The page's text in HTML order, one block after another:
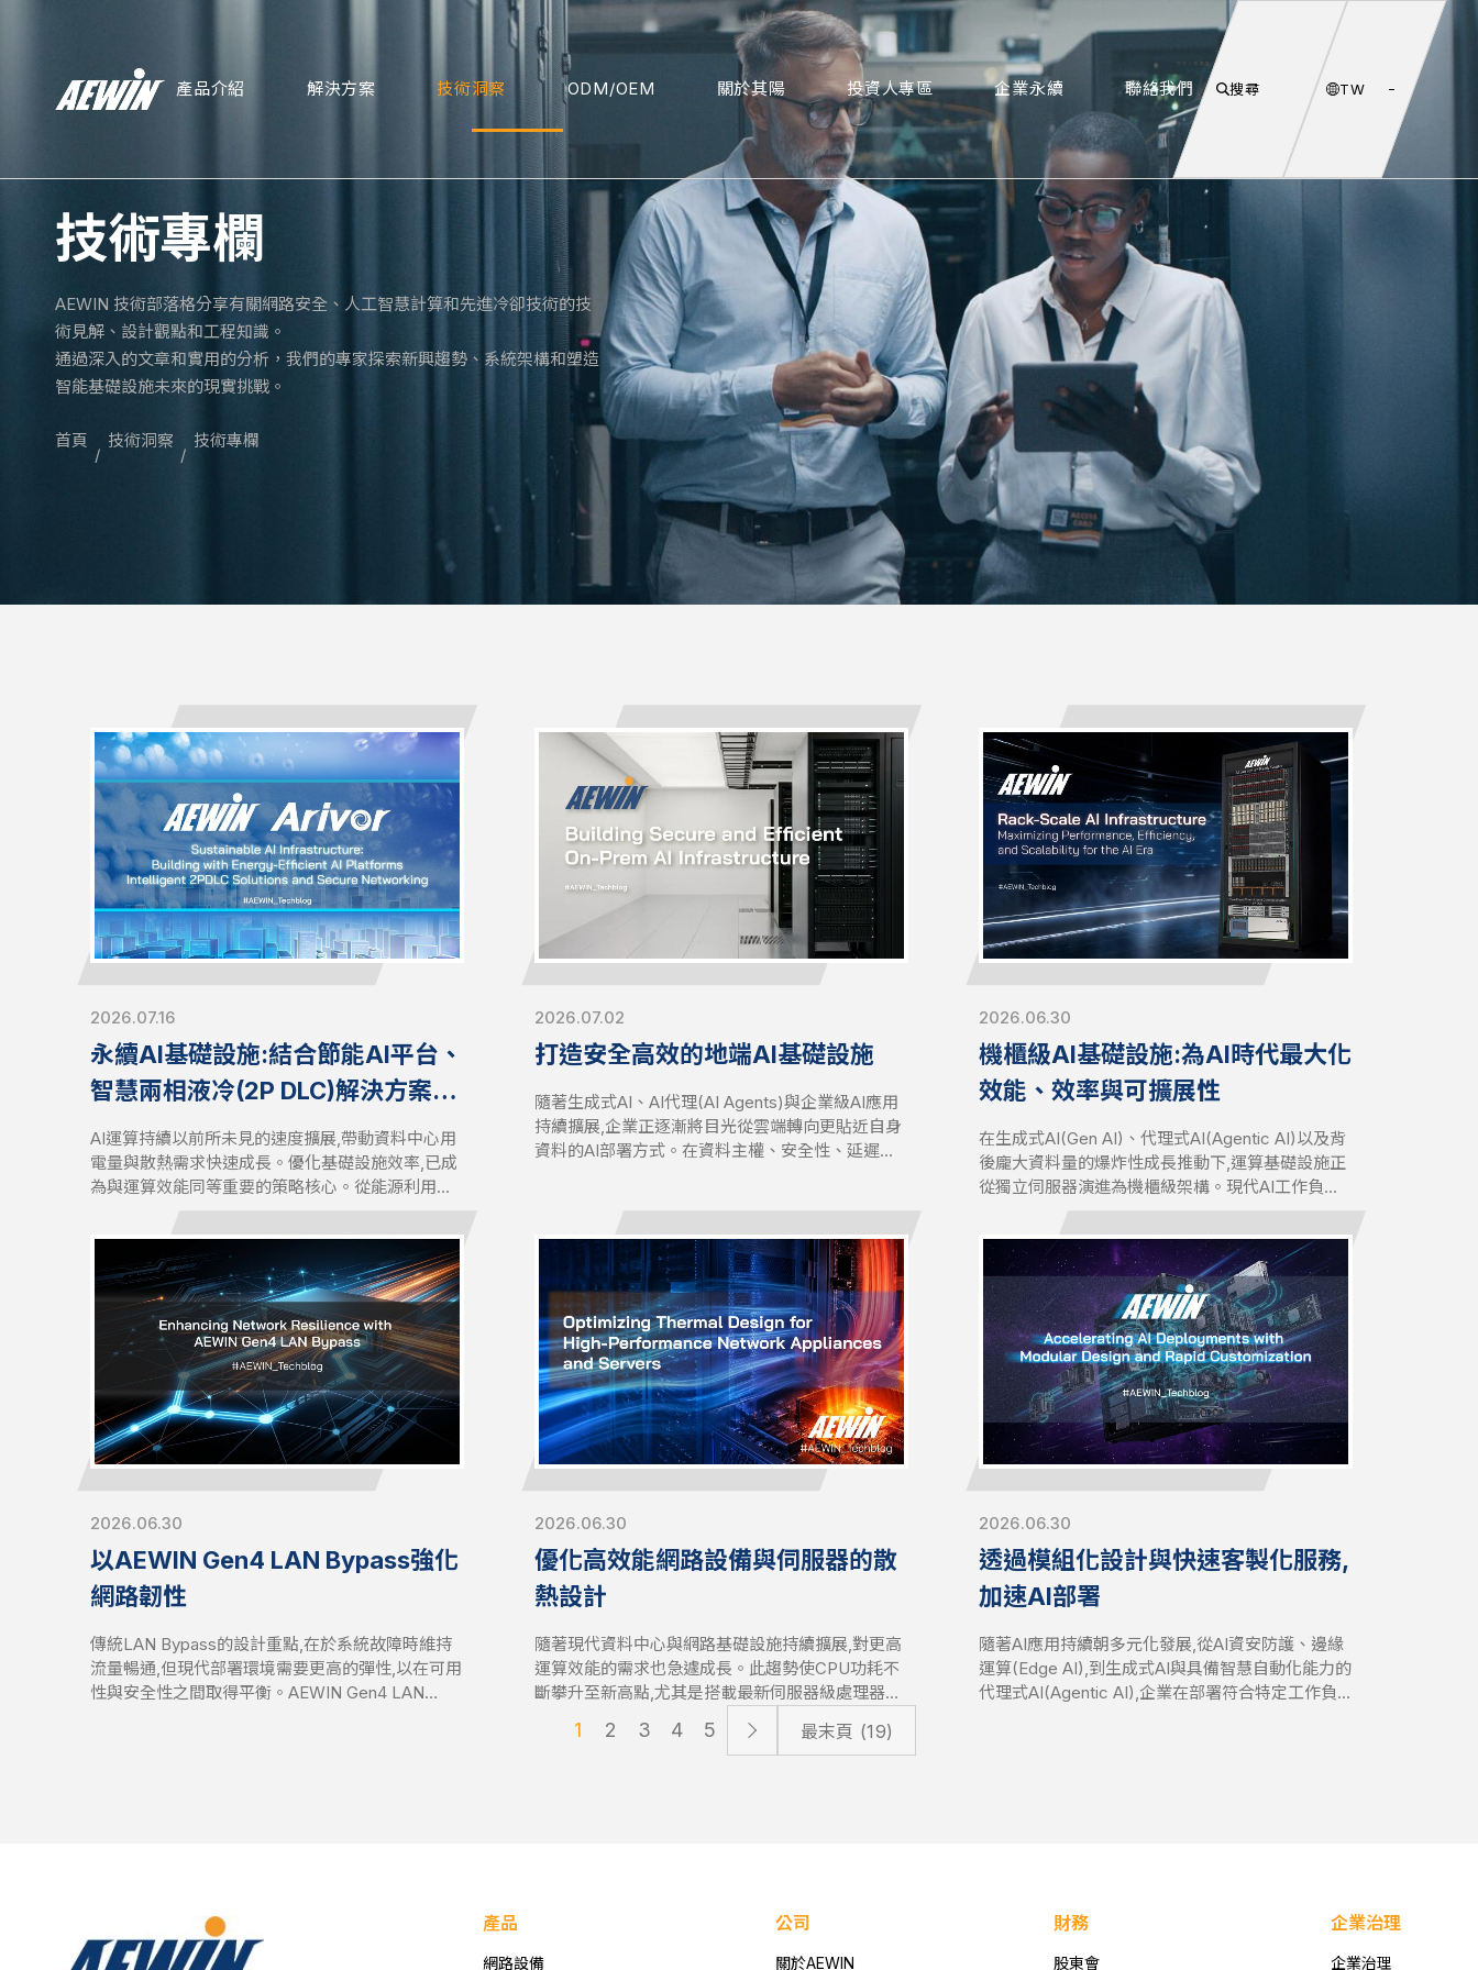
產品介紹 解決方案 技術洞察 ODM/OEM 關於其陽 投資人專區 企業永續 聯絡我們 搜尋 TW
技術專欄
AEWIN 技術部落格分享有關網路安全、人工智慧計算和先進冷卻技術的技
術見解、設計觀點和工程知識。
通過深入的文章和實用的分析，我們的專家探索新興趨勢、系統架構和塑造
智能基礎設施未來的現實挑戰。
首頁 技術洞察 技術專欄
2026.07.16
永續AI基礎設施:結合節能AI平台、
智慧兩相液冷(2P DLC)解決方案與
安全網路架構
AI運算持續以前所未見的速度擴展,帶動資料中心用
電量與散熱需求快速成長。優化基礎設施效率,已成
為與運算效能同等重要的策略核心。從能源利用、
在需要兼顧效能、效率與長期營運韌性的整體性方
2026.07.02
打造安全高效的地端AI基礎設施
隨著生成式AI、AI代理(AI Agents)與企業級AI應用
持續擴展,企業正逐漸將目光從雲端轉向更貼近自身
資料的AI部署方式。在資料主權、安全性、延遲性
2026.06.30
機櫃級AI基礎設施:為AI時代最大化
效能、效率與可擴展性
在生成式AI(Gen AI)、代理式AI(Agentic AI)以及背
後龐大資料量的爆炸性成長推動下,運算基礎設施正
從獨立伺服器演進為機櫃級架構。現代AI工作負載
能發揮最大效能與效率。面向未來的AI基礎設施,已
成為AI時代不可或缺的根基。
2026.06.30
以AEWIN Gen4 LAN Bypass強化
網路韌性
傳統LAN Bypass的設計重點,在於系統故障時維持
流量暢通,但現代部署環境需要更高的彈性,以在可用
性與安全性之間取得平衡。AEWIN Gen4 LAN
2026.06.30
優化高效能網路設備與伺服器的散
熱設計
隨著現代資料中心與網路基礎設施持續擴展,對更高
運算效能的需求也急遽成長。此趨勢使CPU功耗不
斷攀升至新高點,尤其是搭載最新伺服器級處理器的
性與效能的關鍵設計要素。高效能網路設備與伺服
2026.06.30
透過模組化設計與快速客製化服務,
加速AI部署
隨著AI應用持續朝多元化發展,從AI資安防護、邊緣
運算(Edge AI),到生成式AI與具備智慧自動化能力的
代理式AI(Agentic AI),企業在部署符合特定工作負
1 2 3 4 5 最末頁 (19)
產品
網路設備
公司
關於AEWIN
財務
股東會
企業治理
企業治理